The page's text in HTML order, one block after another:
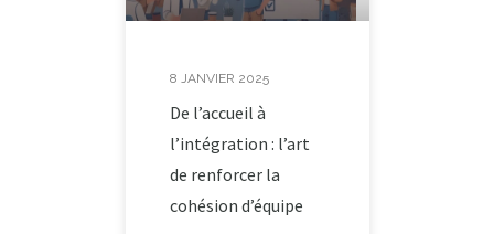
8 JANVIER 2025
De l’accueil à
l’intégration : l’art
de renforcer la
cohésion d’équipe